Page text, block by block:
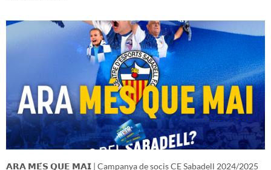
𝗔𝗥𝗔 𝗠𝗘́𝗦 𝗤𝗨𝗘 𝗠𝗔𝗜 | Campanya de socis CE Sabadell 2024/2025